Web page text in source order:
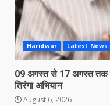
Haridwar Latest News
09 अगस्त से 17 अगस्त तक
तिरंगा अभियान
August 6, 2026